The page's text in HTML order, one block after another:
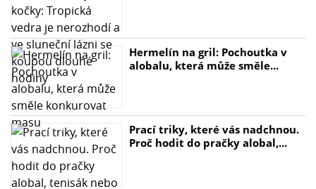
Hermelín na gril: Pochoutka v
alobalu, která může směle...
Prací triky, které vás nadchnou.
Proč hodit do pračky alobal,...